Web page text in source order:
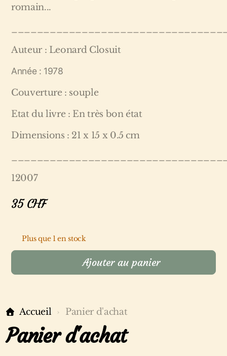
romain...
Auteur : Leonard Closuit
Année : 1978
Couverture : souple
Etat du livre : En très bon état
Dimensions : 21 x 15 x 0.5 cm
12007
35CHF
Plus que 1 en stock
Ajouter au panier
Accueil Panier d'achat
Panier d'achat